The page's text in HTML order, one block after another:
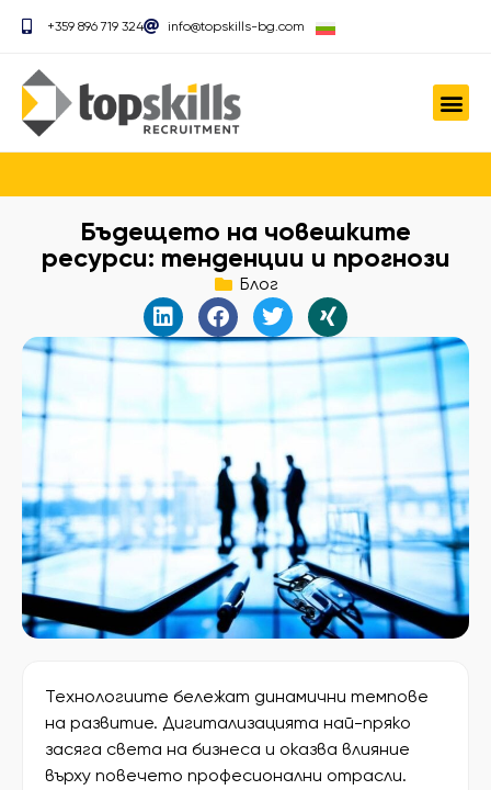
+359 896 719 324 info@topskills-bg.com
Бъдещето на човешките
ресурси: тенденции и прогнози
Блог
Технологиите бележат динамични темпове
на развитие. Дигитализацията най-пряко
засяга света на бизнеса и оказва влияние
върху повечето професионални отрасли.